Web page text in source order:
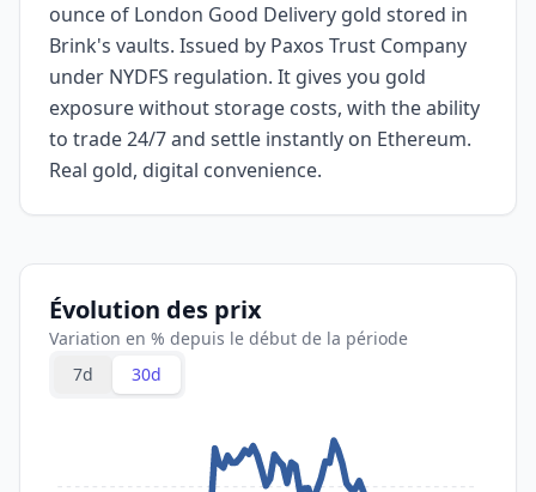
ounce of London Good Delivery gold stored in
Brink's vaults. Issued by Paxos Trust Company
under NYDFS regulation. It gives you gold
exposure without storage costs, with the ability
to trade 24/7 and settle instantly on Ethereum.
Real gold, digital convenience.
Évolution des prix
Variation en % depuis le début de la période
7d
30d